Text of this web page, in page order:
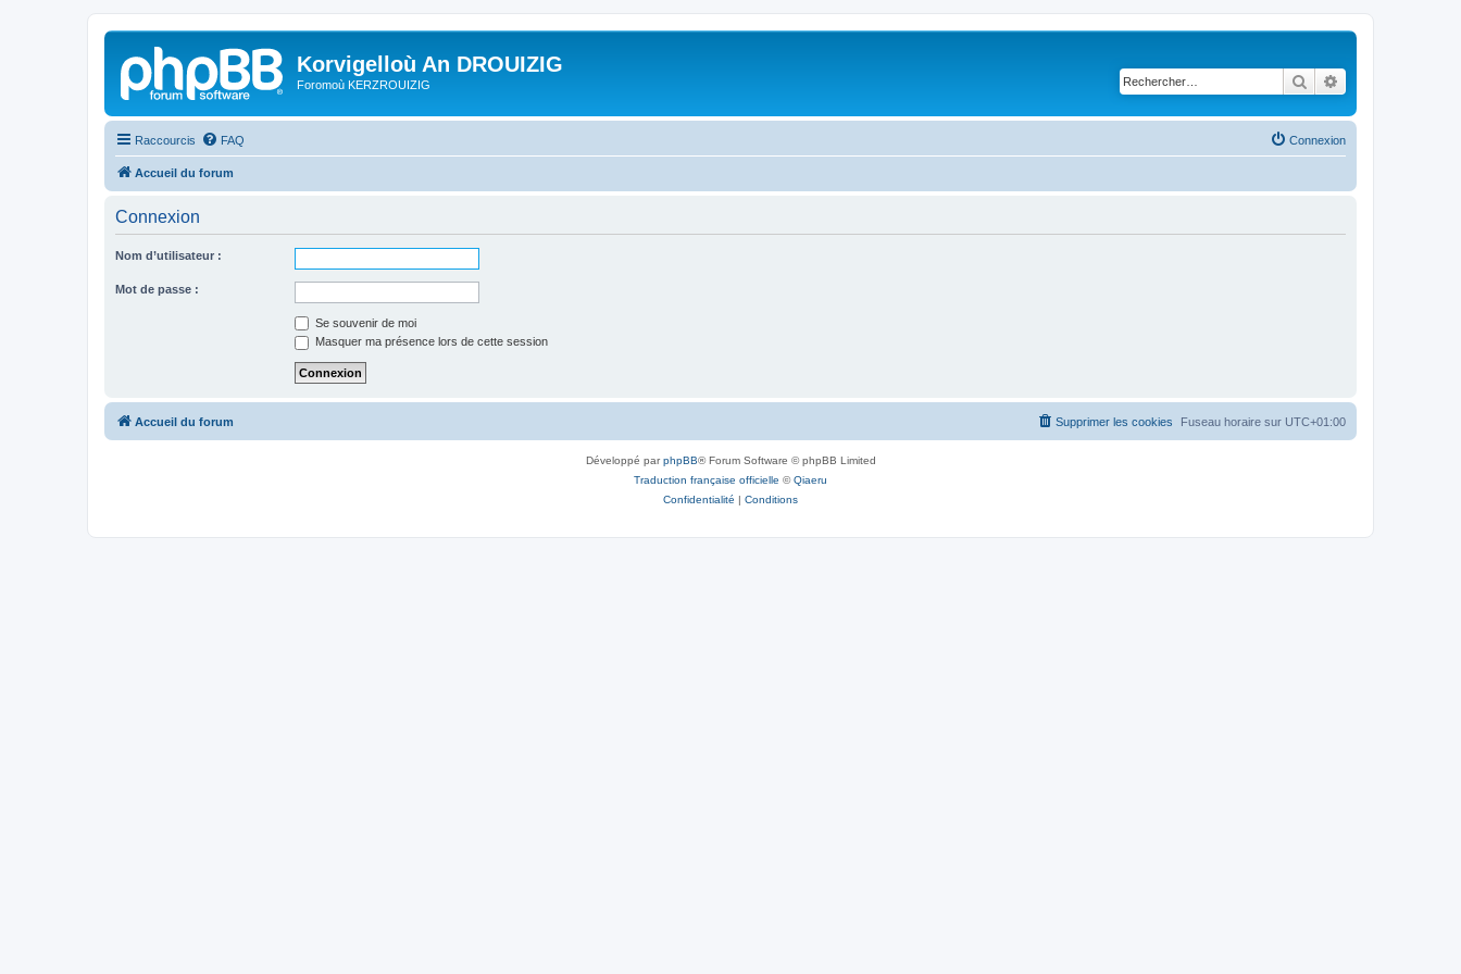
Korvigelloù An DROUIZIG
Foromoù KERZROUIZIG Rechercher
Raccourcis FAQ Connexion
Accueil du forum
Connexion
Nom d’utilisateur :
Mot de passe :
Se souvenir de moi
Masquer ma présence lors de cette session
Accueil du forum Fuseau horaire sur UTC+01:00
Supprimer les cookies
Développé parphpBB® Forum Software © phpBB Limited
Traduction française officielle ©Qiaeru
Confidentialité | Conditions